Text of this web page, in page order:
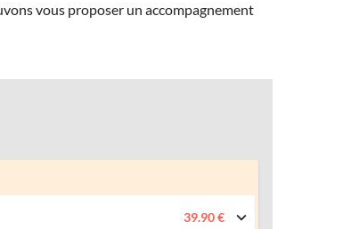
vous proposer un accompagnement
39.90 €